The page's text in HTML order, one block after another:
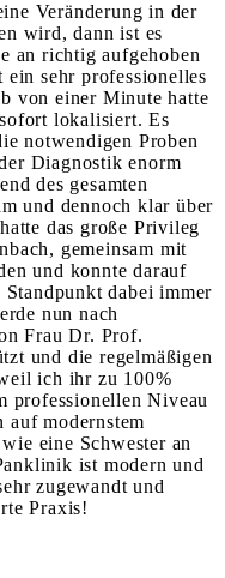
Veränderung in der
wird, dann ist es
an richtig aufgehoben
sehr professionelles
von einer Minute hatte
lokalisiert. Es
notwendigen Proben
Diagnostik enorm
des gesamten
und dennoch klar über
das große Privileg
gemeinsam mit
und konnte darauf
Standpunkt dabei immer
nun nach
Frau Dr. Prof.
und die regelmäßigen
ich ihr zu 100%
professionellen Niveau
modernstem
eine Schwester an
ist modern und
zugewandt und
Praxis!